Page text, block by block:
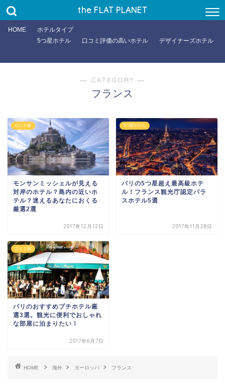
目的
文化に触れる
絶景をのぞむ
ビジネス
特徴
ひとり旅
カップル＆夫婦
家族
グループ
タイミング
時期
夏休み
ハネムーン/アニバーサリー
年末年始
GW / シルバーウィーク
期間
弾丸旅行： 0泊〜1泊
the FLAT PLANET
HOME
ホテルタイプ
5つ星ホテル
口コミ評価の高いホテル デザイナーズホテル
― CATEGORY ―
フランス
ひとり旅
モンサンミッシェルが見える
対岸のホテル？島内の近いホ
テル？迷えるあなたにおくる
厳選2選
2017年12月12日
5つ星ホテル
パリの5つ星超え最高級ホテ
ル！フランス観光庁認定パラ
スホテル5選
2017年11月28日
ひとり旅
パリのおすすめプチホテル厳
選3選。観光に便利でおしゃれ
な部屋に泊まりたい！
2017年6月7日
HOME 海外 ヨーロッパ フランス